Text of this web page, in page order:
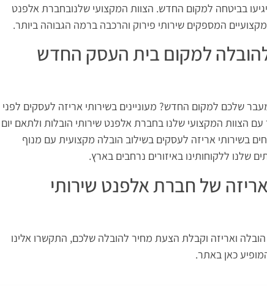
בביטחה למקום החדש. הצוות המקצועי שלנובחברת אלפנט
מקצועיים המספקים שירותי פירוק והרכבה ברמה הגבוהה ביותר.
למקום בית העסק החדש
שלכם למקום החדש? מעוניינים בשירותי אריזה לעסקים לפני
הצוות המקצועי שלנו בחברת אלפנט שירותי הובלות ולתאם יום
בשירותי אריזה לעסקים בשילוב הובלה מקצועית עם מנוף
שלנו ללקוחותינו באיזורים נרחבים בארץ.
של חברת אלפנט שירותי
הובלה ואריזה וקבלת הצעת מחיר להובלה שלכם, התקשרו אלינו
כאן באתר.